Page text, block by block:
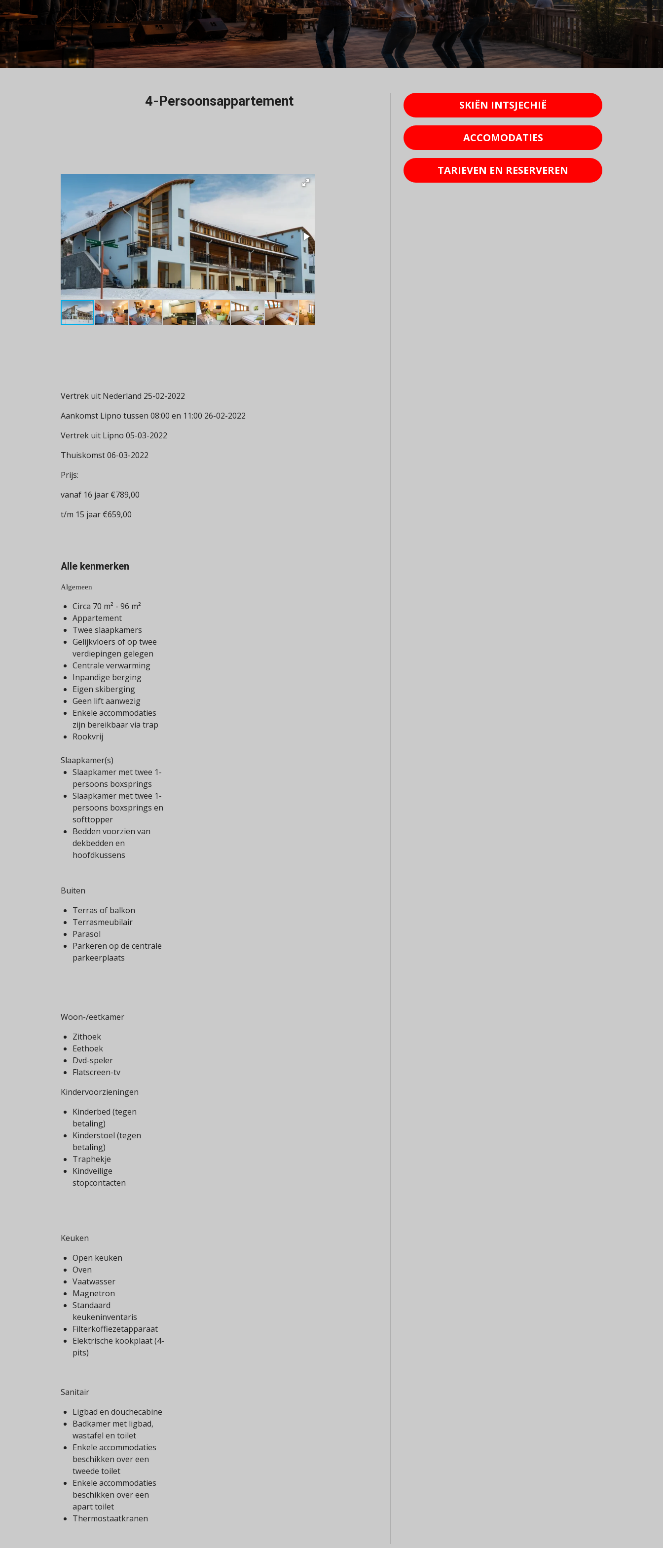
4-Persoonsappartement
Vertrek uit Nederland 25-02-2022
Aankomst Lipno tussen 08:00 en 11:00 26-02-2022
Vertrek uit Lipno 05-03-2022
Thuiskomst 06-03-2022
Prijs:
vanaf 16 jaar €789,00
t/m 15 jaar €659,00
Alle kenmerken
Algemeen
Circa 70 m² - 96 m²
Appartement
Twee slaapkamers
Gelijkvloers of op twee
verdiepingen gelegen
Centrale verwarming
Inpandige berging
Eigen skiberging
Geen lift aanwezig
Enkele accommodaties
zijn bereikbaar via trap
Rookvrij
Slaapkamer(s)
Slaapkamer met twee 1-
persoons boxsprings
Slaapkamer met twee 1-
persoons boxsprings en
softtopper
Bedden voorzien van
dekbedden en
hoofdkussens
Buiten
Terras of balkon
Terrasmeubilair
Parasol
Parkeren op de centrale
parkeerplaats
Woon-/eetkamer
Zithoek
Eethoek
Dvd-speler
Flatscreen-tv
Kindervoorzieningen
Kinderbed (tegen
betaling)
Kinderstoel (tegen
betaling)
Traphekje
Kindveilige
stopcontacten
Keuken
Open keuken
Oven
Vaatwasser
Magnetron
Standaard
keukeninventaris
Filterkoffiezetapparaat
Elektrische kookplaat (4-
pits)
Sanitair
Ligbad en douchecabine
Badkamer met ligbad,
wastafel en toilet
Enkele accommodaties
beschikken over een
tweede toilet
Enkele accommodaties
beschikken over een
apart toilet
Thermostaatkranen
SKIËN INTSJECHIË
ACCOMODATIES
TARIEVEN EN RESERVEREN